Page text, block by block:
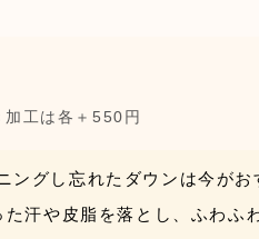
工は各＋550円
ングし忘れたダウンは今がお
汗や皮脂を落とし、ふわふ